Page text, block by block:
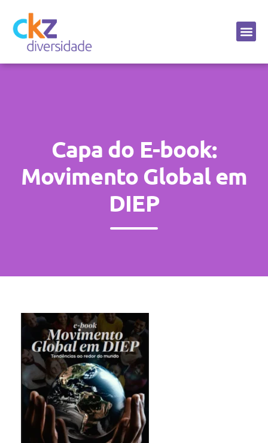
Capa do E-book:
Movimento Global em
DIEP